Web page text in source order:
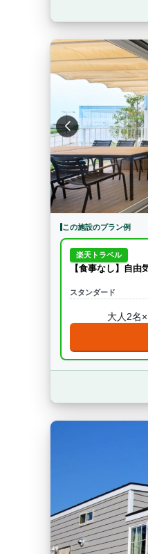
この施設のプラン例
楽天トラベル
【食事なし】自由
スタンダード
大人2名